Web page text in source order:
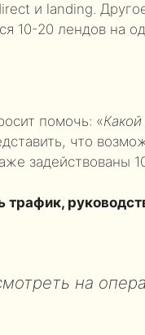
и landing.
10-20 лендов на
помочь: «
что
задействованы
на